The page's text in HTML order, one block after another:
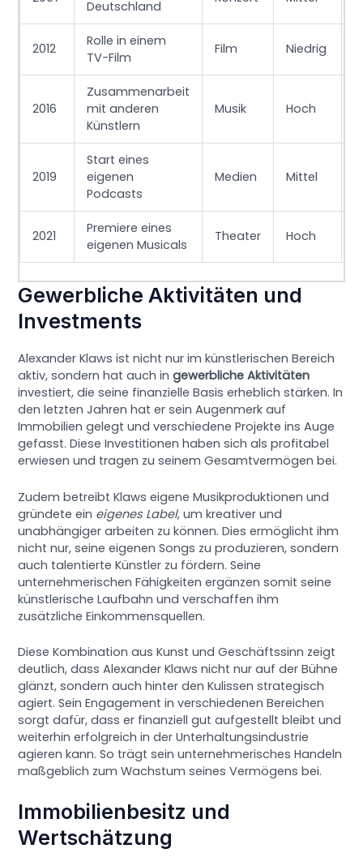
Deutschland
2012
Rolle in einem
TV-Film
Film Niedrig
2016
Zusammenarbeit
mit anderen
Künstlern
Musik Hoch
2019
Start eines
eigenen
Podcasts
Medien Mittel
2021
Premiere eines
eigenen Musicals
Theater Hoch
Gewerbliche Aktivitäten und
Investments
Alexander Klaws ist nicht nur im künstlerischen Bereich
aktiv, sondern hat auch ingewerbliche Aktivitäten
investiert, die seine finanzielle Basis erheblich stärken. In
den letzten Jahren hat er sein Augenmerk auf
Immobilien gelegt und verschiedene Projekte ins Auge
gefasst. Diese Investitionen haben sich als profitabel
erwiesen und tragen zu seinem Gesamtvermögen bei.
Zudem betreibt Klaws eigene Musikproduktionen und
gründete ein eigenes Label, um kreativer und
unabhängiger arbeiten zu können. Dies ermöglicht ihm
nicht nur, seine eigenen Songs zu produzieren, sondern
auch talentierte Künstler zu fördern. Seine
unternehmerischen Fähigkeiten ergänzen somit seine
künstlerische Laufbahn und verschaffen ihm
zusätzliche Einkommensquellen.
Diese Kombination aus Kunst und Geschäftssinn zeigt
deutlich, dass Alexander Klaws nicht nur auf der Bühne
glänzt, sondern auch hinter den Kulissen strategisch
agiert. Sein Engagement in verschiedenen Bereichen
sorgt dafür, dass er finanziell gut aufgestellt bleibt und
weiterhin erfolgreich in der Unterhaltungsindustrie
agieren kann. So trägt sein unternehmerisches Handeln
maßgeblich zum Wachstum seines Vermögens bei.
Immobilienbesitz und
Wertschätzung